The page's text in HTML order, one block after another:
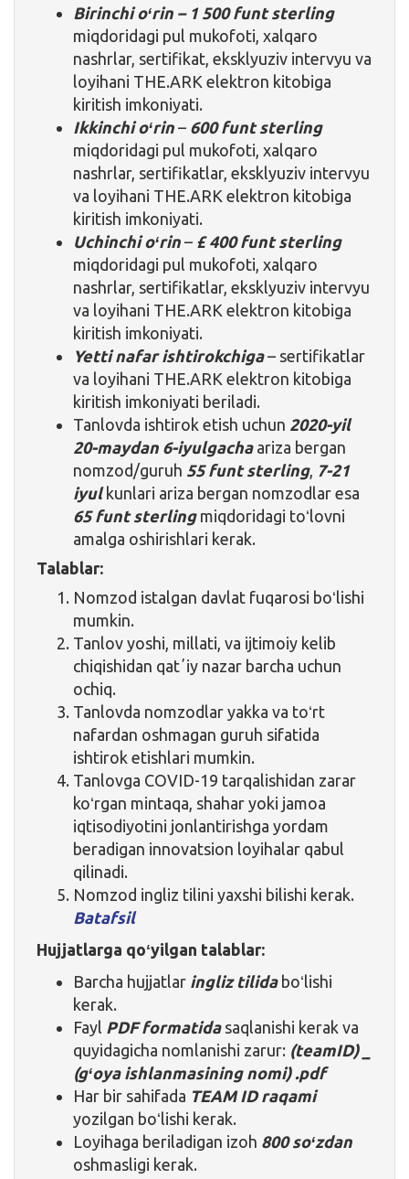
Birinchi oʻrin – 1 500 funt sterling
miqdoridagi pul mukofoti, xalqaro
nashrlar, sertifikat, eksklyuziv intervyu va
loyihani THE.ARK elektron kitobiga
kiritish imkoniyati.
Ikkinchi oʻrin – 600 funt sterling
miqdoridagi pul mukofoti, xalqaro
nashrlar, sertifikatlar, eksklyuziv intervyu
va loyihani THE.ARK elektron kitobiga
kiritish imkoniyati.
Uchinchi oʻrin – £ 400 funt sterling
miqdoridagi pul mukofoti, xalqaro
nashrlar, sertifikatlar, eksklyuziv intervyu
va loyihani THE.ARK elektron kitobiga
kiritish imkoniyati.
Yetti nafar ishtirokchiga– sertifikatlar
va loyihani THE.ARK elektron kitobiga
kiritish imkoniyati beriladi.
Tanlovda ishtirok etish uchun 2020-yil
20-maydan 6-iyulgachaariza bergan
nomzod/guruh 55 funt sterling, 7-21
iyulkunlari ariza bergan nomzodlar esa
65 funt sterlingmiqdoridagi toʻlovni
amalga oshirishlari kerak.
Talablar:
Nomzod istalgan davlat fuqarosi boʻlishi
mumkin.
Tanlov yoshi, millati, va ijtimoiy kelib
chiqishidan qatʼiy nazar barcha uchun
ochiq.
Tanlovda nomzodlar yakka va toʻrt
nafardan oshmagan guruh sifatida
ishtirok etishlari mumkin.
Tanlovga COVID-19 tarqalishidan zarar
koʻrgan mintaqa, shahar yoki jamoa
iqtisodiyotini jonlantirishga yordam
beradigan innovatsion loyihalar qabul
qilinadi.
Nomzod ingliz tilini yaxshi bilishi kerak.
Batafsil
Hujjatlarga qoʻyilgan talablar:
Barcha hujjatlar ingliz tilidaboʻlishi
kerak.
Fayl PDF formatidasaqlanishi kerak va
quyidagicha nomlanishi zarur: (teamID) _
(gʻoya ishlanmasining nomi) .pdf
Har bir sahifada TEAM ID raqami
yozilgan boʻlishi kerak.
Loyihaga beriladigan izoh 800 soʻzdan
oshmasligi kerak.